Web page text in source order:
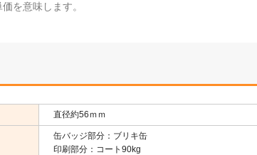
を意味します。
直径約56ｍｍ
缶バッジ部分：ブリキ缶
印刷部分：コート90kg